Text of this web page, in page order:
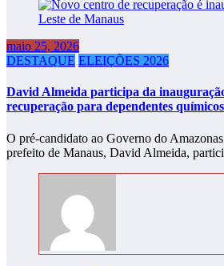
maio 25, 2026
DESTAQUE ELEIÇÕES 2026
David Almeida participa da
recuperação para dependentes químicos
O pré-candidato ao Governo do
prefeito de Manaus, David Almeida,